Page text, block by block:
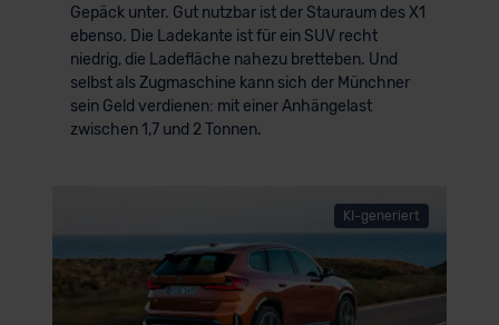
Gepäck unter. Gut nutzbar ist der Stauraum des X1
ebenso. Die Ladekante ist für ein SUV recht
niedrig, die Ladefläche nahezu bretteben. Und
selbst als Zugmaschine kann sich der Münchner
sein Geld verdienen: mit einer Anhängelast
zwischen 1,7 und 2 Tonnen.
KI-generiert